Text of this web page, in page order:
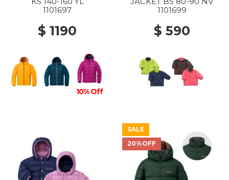
1101697
$ 1190
10% Off
1101699
$ 590
SALE
20%OFF